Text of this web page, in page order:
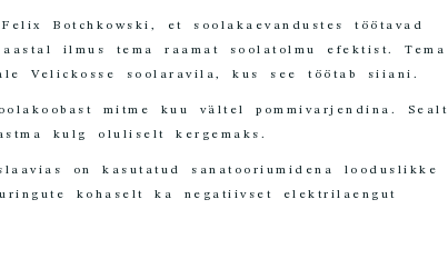
Botchkowski, et soolakaevandustes töötavad
ilmus tema raamat soolatolmu efektist. Tema
Velickosse soolaravila, kus see töötab siiani.
mitme kuu vältel pommivarjendina. Sealt
kulg oluliselt kergemaks.
on kasutatud sanatooriumidena looduslikke
kohaselt ka negatiivset elektrilaengut